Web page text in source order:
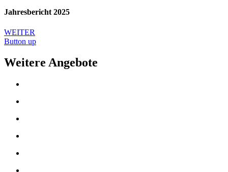
Jahresbericht 2025
WEITER
Button up
Weitere Angebote